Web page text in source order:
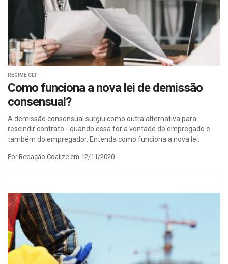
REGIME CLT
Como funciona a nova lei de demissão
consensual?
A demissão consensual surgiu como outra alternativa para
rescindir contrato - quando essa for a vontade do empregado e
também do empregador. Entenda como funciona a nova lei.
Por Redação Coalize em 12/11/2020